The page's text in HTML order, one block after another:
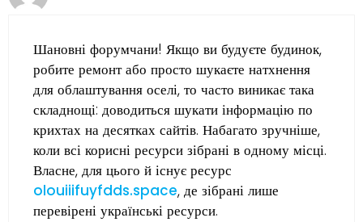
Шановні форумчани! Якщо ви будуєте будинок,
робите ремонт або просто шукаєте натхнення
для облаштування оселі, то часто виникає така
складнощі: доводиться шукати інформацію по
крихтах на десятках сайтів. Набагато зручніше,
коли всі корисні ресурси зібрані в одному місці.
Власне, для цього й існує ресурс
olouiiifuyfdds.space, де зібрані лише
перевірені українські ресурси.